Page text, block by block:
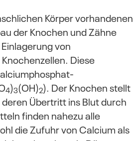
Körper vorhandenen
der Knochen und Zähne
von
Diese
4)3(OH)2). Der Knochen stellt
Übertritt ins Blut durch
finden nahezu alle
die Zufuhr von Calcium als